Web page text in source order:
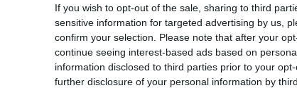
If you wish to opt-out of the sale, sharing to third
sensitive information for targeted advertising by us,
confirm your selection. Please note that after your
continue seeing interest-based ads based on
information disclosed to third parties prior to your
further disclosure of your personal information by
commande s’inscrit dans une dynamique plus
des flottes cargo au Moyen‑Orient, alors que d’autres
Emirates ou Qatar Airways investissent également
génération.
de l’Arabie saoudite un hub logistique